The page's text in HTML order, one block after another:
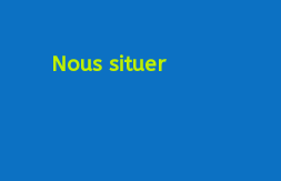
Nous situer